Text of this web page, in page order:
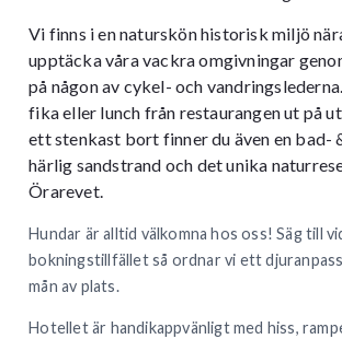
Vi finns i en naturskön historisk miljö
upptäcka våra vackra omgivningar
på någon av cykel- och
fika eller lunch från restaurangen ut på
ett stenkast bort finner du även en bad-
härlig sandstrand och det unika
Örarevet.
Hundar är alltid välkomna hos oss! Säg till
bokningstillfället så ordnar vi ett
mån av plats.
Hotellet är handikappvänligt med hiss,